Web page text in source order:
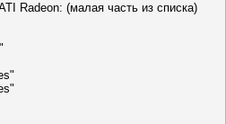
Radeon: (малая часть из списка)